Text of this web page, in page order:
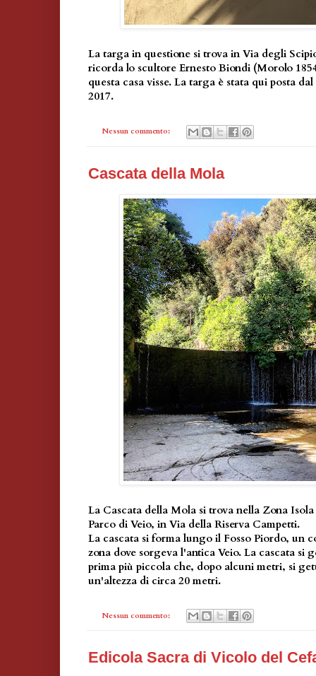
La targa in questione si trova in Via degli
ricorda lo scultore Ernesto Biondi (Morolo
questa casa visse. La targa è stata qui posta
2017.
Nessun commento:
Cascata della Mola
La Cascata della Mola si trova nella Zona
Parco di Veio, in Via della Riserva Campetti.
La cascata si forma lungo il Fosso Piordo, un
zona dove sorgeva l'antica Veio. La cascata si
prima più piccola che, dopo alcuni metri, si
un'altezza di circa 20 metri.
Nessun commento:
Edicola Sacra di Vicolo del